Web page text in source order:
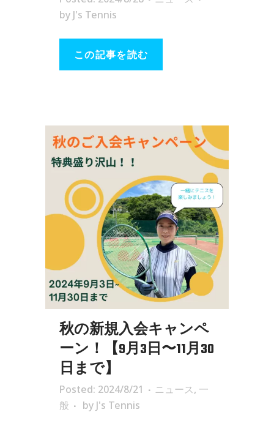
by J's Tennis
この記事を読む
秋の新規入会キャンペ
ーン！【9月3日〜11月30
日まで】
Posted: 2024/8/21 ニュース, 一
般
by J's Tennis